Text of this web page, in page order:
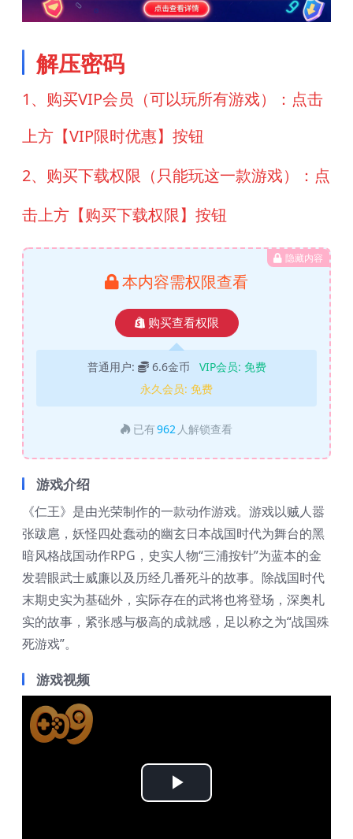
解压密码
1、购买VIP会员（可以玩所有游戏）：点击
上方【VIP限时优惠】按钮
2、购买下载权限（只能玩这一款游戏）：点
击上方【购买下载权限】按钮
隐藏内容
本内容需权限查看
购买查看权限
普通用户: 6.6金币 VIP会员: 免费
永久会员: 免费
已有962 人解锁查看
游戏介绍
《仁王》是由光荣制作的一款动作游戏。游戏以贼人嚣
张跋扈，妖怪四处蠢动的幽玄日本战国时代为舞台的黑
暗风格战国动作RPG，史实人物“三浦按针”为蓝本的金
发碧眼武士威廉以及历经几番死斗的故事。除战国时代
末期史实为基础外，实际存在的武将也将登场，深奥札
实的故事，紧张感与极高的成就感，足以称之为“战国殊
死游戏”。
游戏视频
Play